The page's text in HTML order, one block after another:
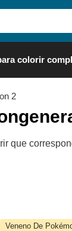
colorir
2
que
Veneno De